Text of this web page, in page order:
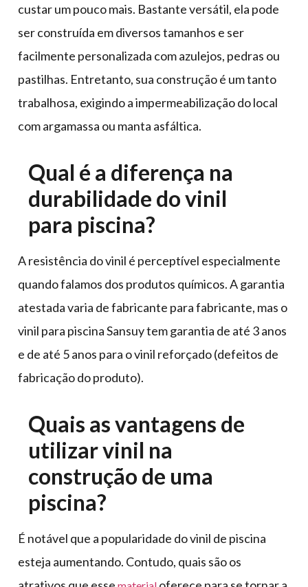
custar um pouco mais. Bastante versátil, ela pode
ser construída em diversos tamanhos e ser
facilmente personalizada com azulejos, pedras ou
pastilhas. Entretanto, sua construção é um tanto
trabalhosa, exigindo a impermeabilização do local
com argamassa ou manta asfáltica.
Qual é a diferença na
durabilidade do vinil
para piscina?
A resistência do vinil é perceptível especialmente
quando falamos dos produtos químicos. A garantia
atestada varia de fabricante para fabricante, mas o
vinil para piscina Sansuy tem garantia de até 3 anos
e de até 5 anos para o vinil reforçado (defeitos de
fabricação do produto).
Quais as vantagens de
utilizar vinil na
construção de uma
piscina?
É notável que a popularidade do vinil de piscina
esteja aumentando. Contudo, quais são os